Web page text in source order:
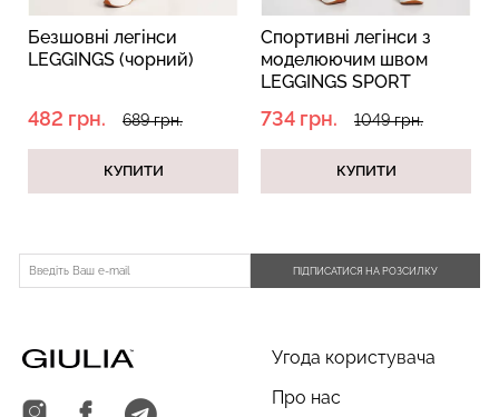
Безшовні легінси
LEGGINGS (чорний)
482 грн. 689 грн.
КУПИТИ
Cпортивні легінси з
моделюючим швом
LEGGINGS SPORT
734 грн. 1049 грн.
КУПИТИ
ПІДПИСАТИСЯ НА РОЗСИЛКУ
Угода користувача
Про нас